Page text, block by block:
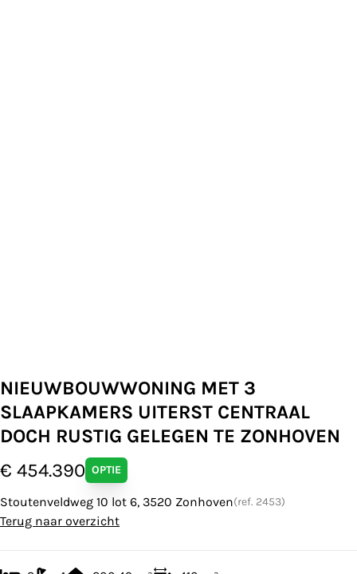
NIEUWBOUWWONING MET 3
SLAAPKAMERS UITERST CENTRAAL
DOCH RUSTIG GELEGEN TE ZONHOVEN
€ 454.390 OPTIE
Stoutenveldweg 10 lot 6, 3520 Zonhoven(ref. 2453)
Terug naar overzicht